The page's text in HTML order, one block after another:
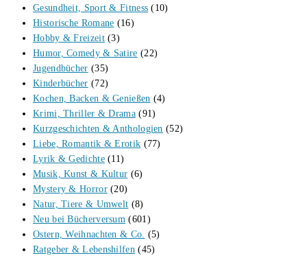
Gesundheit, Sport & Fitness (10)
Historische Romane (16)
Hobby & Freizeit (3)
Humor, Comedy & Satire (22)
Jugendbücher (35)
Kinderbücher (72)
Kochen, Backen & Genießen (4)
Krimi, Thriller & Drama (91)
Kurzgeschichten & Anthologien (52)
Liebe, Romantik & Erotik (77)
Lyrik & Gedichte (11)
Musik, Kunst & Kultur (6)
Mystery & Horror (20)
Natur, Tiere & Umwelt (8)
Neu bei Bücherversum (601)
Ostern, Weihnachten & Co. (5)
Ratgeber & Lebenshilfen (45)